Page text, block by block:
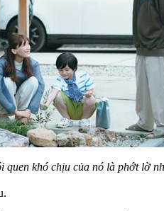
quen khó chịu của nó là phớt lờ